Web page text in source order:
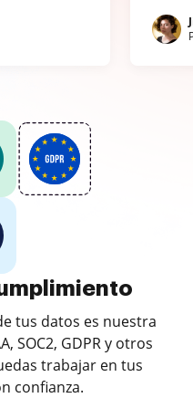
tus datos es nuestra
SOC2, GDPR y otros
trabajar en tus
confianza.